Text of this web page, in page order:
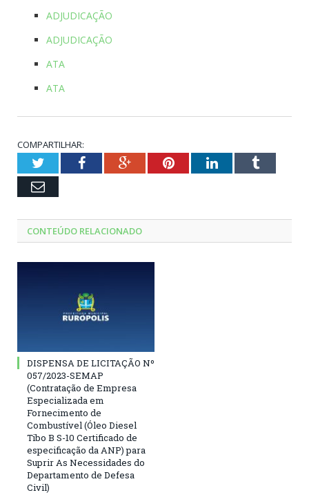
ADJUDICAÇÃO
ADJUDICAÇÃO
ATA
ATA
COMPARTILHAR:
TwitterFacebookGoogle+PinterestLinkedInTumblr
Email
CONTEÚDO RELACIONADO
DISPENSA DE LICITAÇÃO Nº
057/2023-SEMAP
(Contratação de Empresa
Especializada em
Fornecimento de
Combustível (Óleo Diesel
Tibo B S-10 Certificado de
especificação da ANP) para
Suprir As Necessidades do
Departamento de Defesa
Civil)